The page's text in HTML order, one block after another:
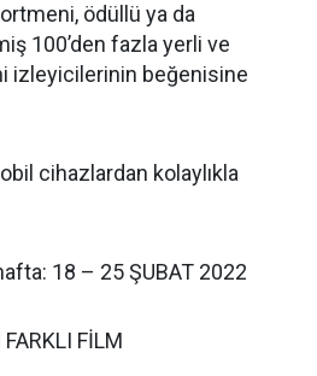
ödüllü ya da
100’den fazla yerli ve
izleyicilerinin beğenisine
cihazlardan kolaylıkla
18 – 25 ŞUBAT 2022
FARKLI FİLM